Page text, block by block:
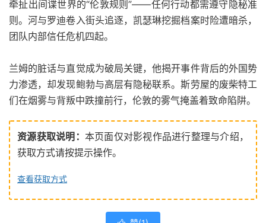
牵扯出间谍世界的“伦敦规则”——任何行动都需遵守隐秘准
则。河与罗迪卷入街头追逐，凯瑟琳挖掘档案时险遭暗杀，
团队内部信任危机四起。
兰姆的脏话与直觉成为破局关键，他揭开事件背后的外国势
力渗透，却发现鲍勃与高层有隐秘联系。斯劳屋的废柴特工
们在烟雾与背叛中跌撞前行，伦敦的雾气掩盖着致命陷阱。
资源获取说明： 本页面仅对影视作品进行整理与介绍，
获取方式请按提示操作。
查看获取方式